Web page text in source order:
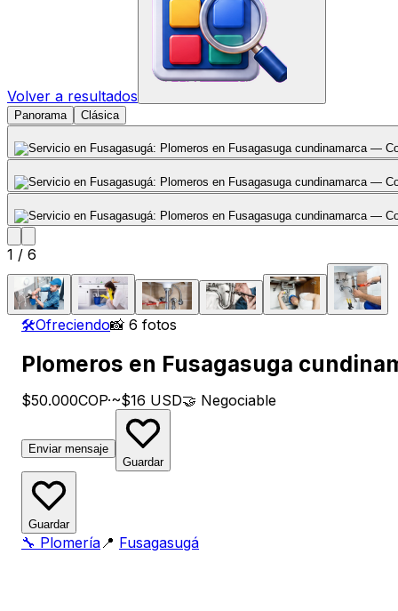
Volver a resultados
Panorama Clásica
1 / 6
🛠️Ofreciendo📸 6 fotos
Plomeros en Fusagasuga
$50.000COP·~$16 USD🤝 Negociable
Enviar mensaje
Guardar
Guardar
🔧 Plomería 📍 Fusagasugá